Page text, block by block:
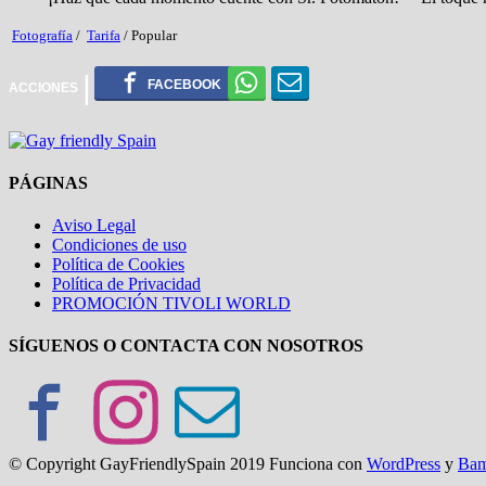
Fotografía / Tarifa / Popular
PÁGINAS
Aviso Legal
Condiciones de uso
Política de Cookies
Política de Privacidad
PROMOCIÓN TIVOLI WORLD
SÍGUENOS O CONTACTA CON NOSOTROS
© Copyright GayFriendlySpain 2019 Funciona con WordPress y